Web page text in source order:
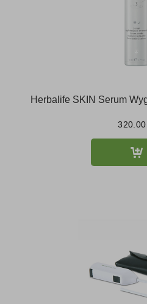
Herbalife SKIN Serum
320.00